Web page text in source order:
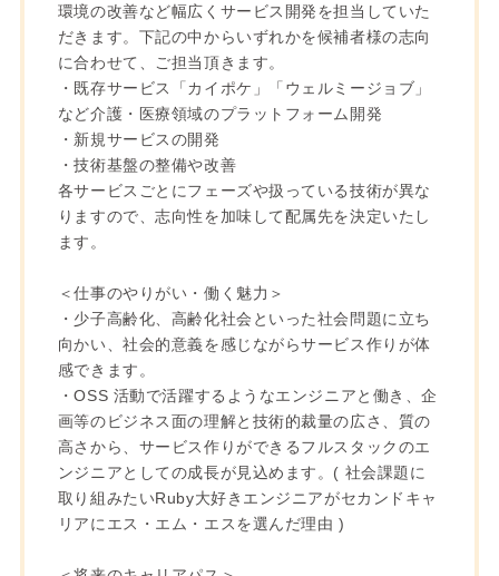
環境の改善など幅広くサービス開発を担当していた
だきます。下記の中からいずれかを候補者様の志向
に合わせて、ご担当頂きます。
・既存サービス「カイポケ」「ウェルミージョブ」
など介護・医療領域のプラットフォーム開発
・新規サービスの開発
・技術基盤の整備や改善
各サービスごとにフェーズや扱っている技術が異な
りますので、志向性を加味して配属先を決定いたし
ます。
＜仕事のやりがい・働く魅力＞
・少子高齢化、高齢化社会といった社会問題に立ち
向かい、社会的意義を感じながらサービス作りが体
感できます。
・OSS 活動で活躍するようなエンジニアと働き、企
画等のビジネス面の理解と技術的裁量の広さ、質の
高さから、サービス作りができるフルスタックのエ
ンジニアとしての成長が見込めます。( 社会課題に
取り組みたいRuby大好きエンジニアがセカンドキャ
リアにエス・エム・エスを選んだ理由 )